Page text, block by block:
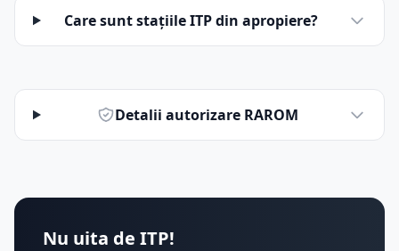
Care sunt stațiile ITP din apropiere?
Detalii autorizare RAROM
Nu uita de ITP!